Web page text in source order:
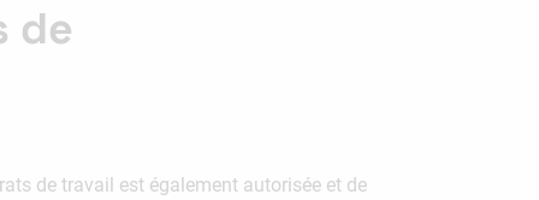
de
de travail est également autorisée et de